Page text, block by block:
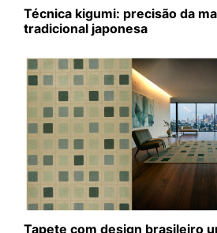
Técnica kigumi: precisão da
tradicional japonesa
Tapete com design brasileiro